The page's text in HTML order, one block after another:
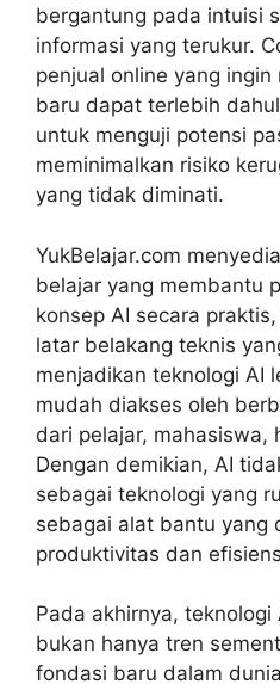
bergantung pada intuisi
informasi yang terukur.
penjual online yang
baru dapat terlebih
untuk menguji potensi
meminimalkan risiko
yang tidak diminati.
YukBelajar.com
belajar yang membantu
konsep AI secara
latar belakang teknis
menjadikan teknologi AI
mudah diakses oleh
dari pelajar, mahasiswa,
Dengan demikian, AI
sebagai teknologi yang
sebagai alat bantu yang
produktivitas dan
Pada akhirnya,
bukan hanya tren
fondasi baru dalam